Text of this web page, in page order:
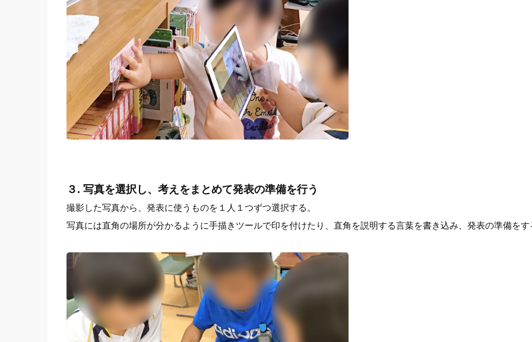
３. 写真を選択し、考えをまとめて発表の準備を行う
撮影した写真から、発表に使うものを１人１つずつ選択する。
写真には直角の場所が分かるように手描きツールで印を付けたり、直角を説明する言葉を書き込み、発表の準備をす